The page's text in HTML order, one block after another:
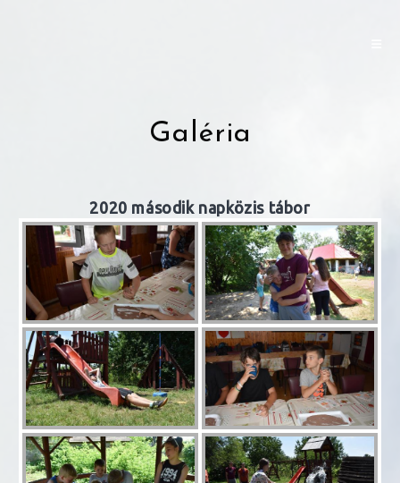
Galéria
2020 második napközis tábor